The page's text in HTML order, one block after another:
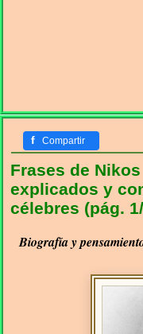
f Compartir
Frases de
explicados y
célebres (pág.
Biografía y